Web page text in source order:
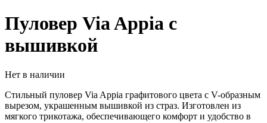
Пуловер Via Appia с
вышивкой
Нет в наличии
Стильный пуловер Via Appia графитового цвета с V-образным
вырезом, украшенным вышивкой из страз. Изготовлен из
мягкого трикотажа, обеспечивающего комфорт и удобство в